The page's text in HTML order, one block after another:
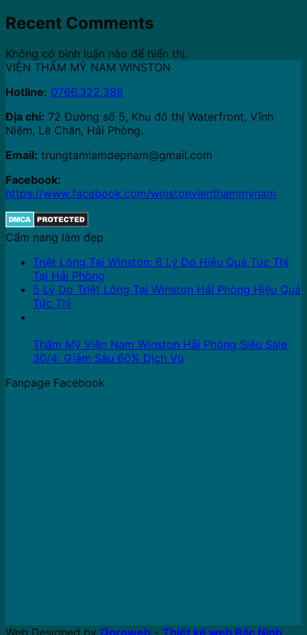
Recent Comments
Không có bình luận nào để hiển thị.
VIỆN THẨM MỸ NAM WINSTON
Hotline: 0766.322.388
Địa chỉ: 72 Đường số 5, Khu đô thị Waterfront, Vĩnh
Niệm, Lê Chân, Hải Phòng.
Email: trungtamlamdepnam@gmail.com
Facebook:
https://www.facebook.com/winstonvienthammynam
Cẩm nang làm đẹp
Triệt Lông Tại Winston: 6 Lý Do Hiệu Quả Tức Thì
Tại Hải Phòng
5 Lý Do Triệt Lông Tại Winston Hải Phòng Hiệu Quả
Tức Thì
Thẩm Mỹ Viện Nam Winston Hải Phòng Siêu Sale
30/4: Giảm Sâu 60% Dịch Vụ
Fanpage Facebook
Web Designed by Qproweb - Thiết kế web Bắc Ninh